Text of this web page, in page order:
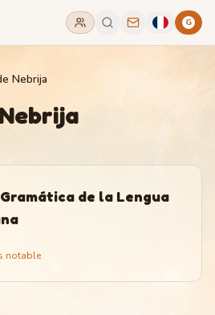
G
Nebrija
de la Lengua
notable